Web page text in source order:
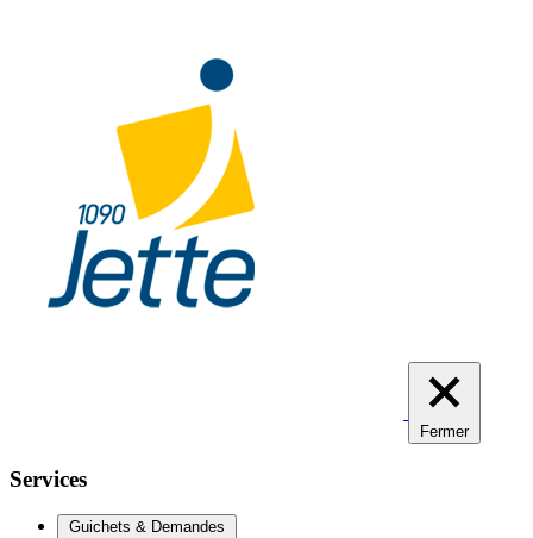
Fermer
Services
Guichets & Demandes